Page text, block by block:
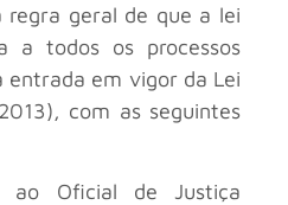
geral de que a lei
a todos os processos
entrada em vigor da Lei
com as seguintes
ao Oficial de Justiça